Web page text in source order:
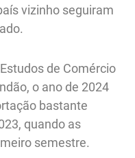
vizinho seguiram
de Comércio
o ano de 2024
bastante
quando as
semestre.